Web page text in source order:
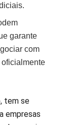
garante
com
tem se
empresas